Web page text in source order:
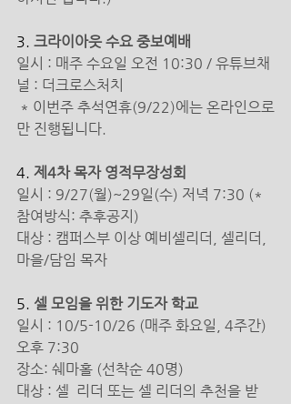
3. 크라이아웃 수요 중보예배
일시 : 매주 수요일 오전 10:30 / 유튜브채
널 : 더크로스처치
만 진행됩니다.
4. 제4차 목자 영적무장성회
일시 : 9/27(월)~29일(수) 저녁 7:30 (*
참여방식: 추후공지)
대상 : 캠퍼스부 이상 예비셀리더, 셀리더,
마을/담임 목자
5. 셀 모임을 위한 기도자 학교
일시 : 10/5-10/26 (매주 화요일, 4주간)
오후 7:30
장소: 쉐마홀 (선착순 40명)
대상 : 셀  리더 또는 셀 리더의 추천을 받